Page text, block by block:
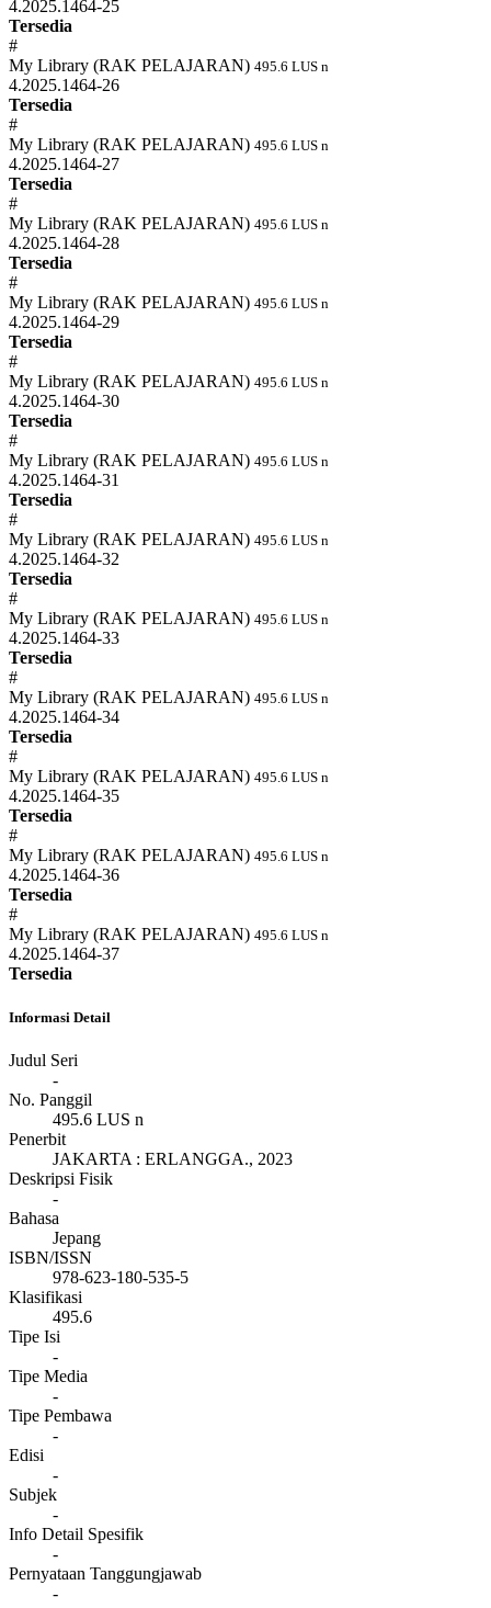
4.2025.1464-25
Tersedia
#
My Library (RAK PELAJARAN) 495.6 LUS n
4.2025.1464-26
Tersedia
#
My Library (RAK PELAJARAN) 495.6 LUS n
4.2025.1464-27
Tersedia
#
My Library (RAK PELAJARAN) 495.6 LUS n
4.2025.1464-28
Tersedia
#
My Library (RAK PELAJARAN) 495.6 LUS n
4.2025.1464-29
Tersedia
#
My Library (RAK PELAJARAN) 495.6 LUS n
4.2025.1464-30
Tersedia
#
My Library (RAK PELAJARAN) 495.6 LUS n
4.2025.1464-31
Tersedia
#
My Library (RAK PELAJARAN) 495.6 LUS n
4.2025.1464-32
Tersedia
#
My Library (RAK PELAJARAN) 495.6 LUS n
4.2025.1464-33
Tersedia
#
My Library (RAK PELAJARAN) 495.6 LUS n
4.2025.1464-34
Tersedia
#
My Library (RAK PELAJARAN) 495.6 LUS n
4.2025.1464-35
Tersedia
#
My Library (RAK PELAJARAN) 495.6 LUS n
4.2025.1464-36
Tersedia
#
My Library (RAK PELAJARAN) 495.6 LUS n
4.2025.1464-37
Tersedia
Informasi Detail
Judul Seri
-
No. Panggil
495.6 LUS n
Penerbit
JAKARTA : ERLANGGA., 2023
Deskripsi Fisik
-
Bahasa
Jepang
ISBN/ISSN
978-623-180-535-5
Klasifikasi
495.6
Tipe Isi
-
Tipe Media
-
Tipe Pembawa
-
Edisi
-
Subjek
-
Info Detail Spesifik
-
Pernyataan Tanggungjawab
-